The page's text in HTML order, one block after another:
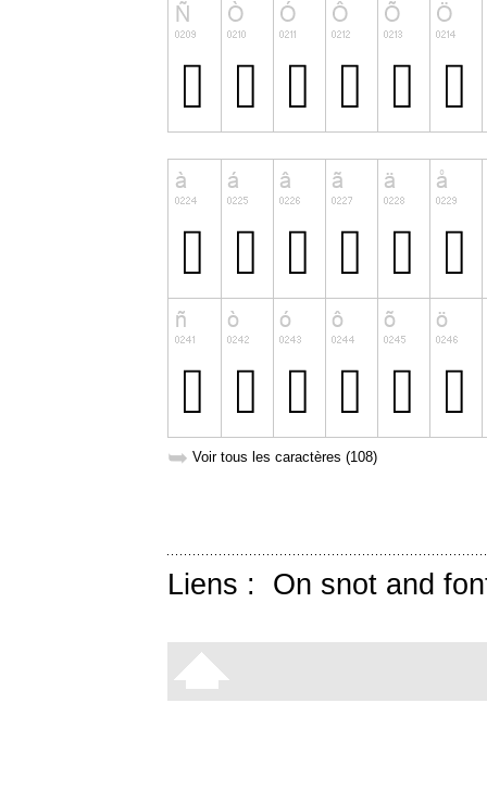
➥ Voir tous les caractères (108)
Liens : On snot and